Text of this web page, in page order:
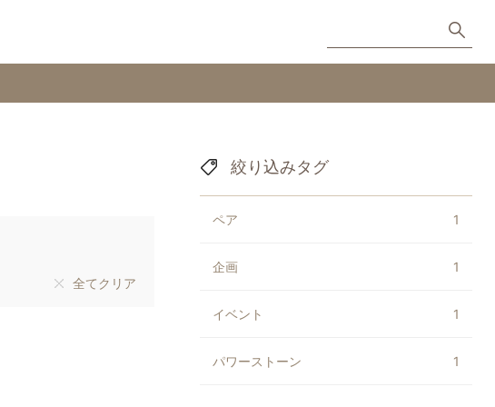
全てクリア
絞り込みタグ
ペア 1
企画 1
イベント 1
パワーストーン 1